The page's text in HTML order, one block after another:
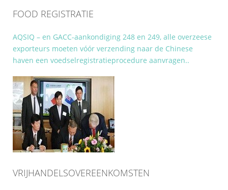
FOOD REGISTRATIE
AQSIQ – en GACC-aankondiging 248 en 249, alle overzeese
exporteurs moeten vóór verzending naar de Chinese
haven een voedselregistratieprocedure aanvragen..
VRIJHANDELSOVEREENKOMSTEN